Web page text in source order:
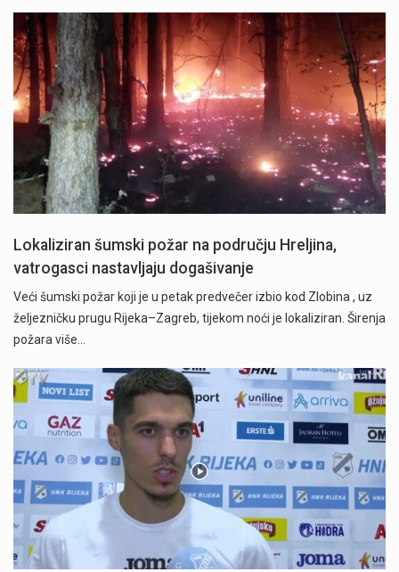
Lokaliziran šumski požar na području Hreljina,
vatrogasci nastavljaju dogašivanje
Veći šumski požar koji je u petak predvečer izbio kod Zlobina , uz
željezničku prugu Rijeka–Zagreb, tijekom noći je lokaliziran. Širenja
požara više…